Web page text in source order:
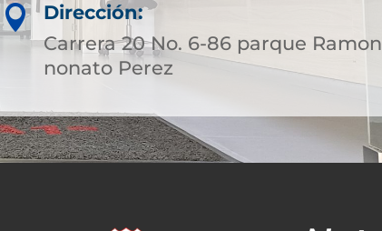

Dirección:
Carrera 20 No. 6-86 parque Ramon
nonato Perez